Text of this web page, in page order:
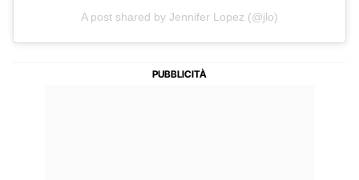
A post shared by Jennifer Lopez (@jlo)